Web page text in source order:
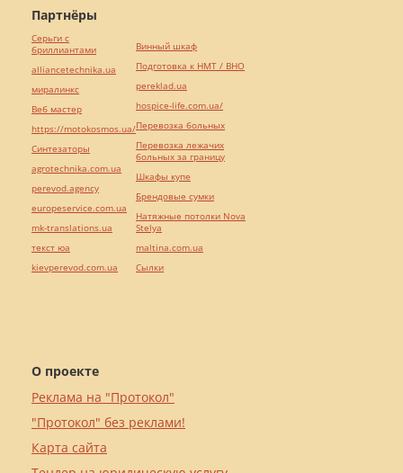
О проекте
Реклама на "Протокол"
"Протокол" без реклами!
Карта сайта
Партнёры
Серьги с
бриллиантами
alliancetechnika.ua
миралинкс
Веб мастер
https://motokosmos.ua/
Синтезаторы
agrotechnika.com.ua
perevod.agency
europeservice.com.ua
mk-translations.ua
текст юа
kievperevod.com.ua
Винный шкаф
Подготовка к НМТ / ВНО
pereklad.ua
hospice-life.com.ua/
Перевозка больных
Перевозка лежачих
больных за границу
Шкафы купе
Брендовые сумки
Натяжные потолки Nova
Stelya
maltina.com.ua
Cылки